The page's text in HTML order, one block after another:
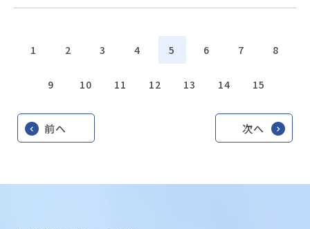
1 2 3 4 5 6 7 8
9 10 11 12 13 14 15